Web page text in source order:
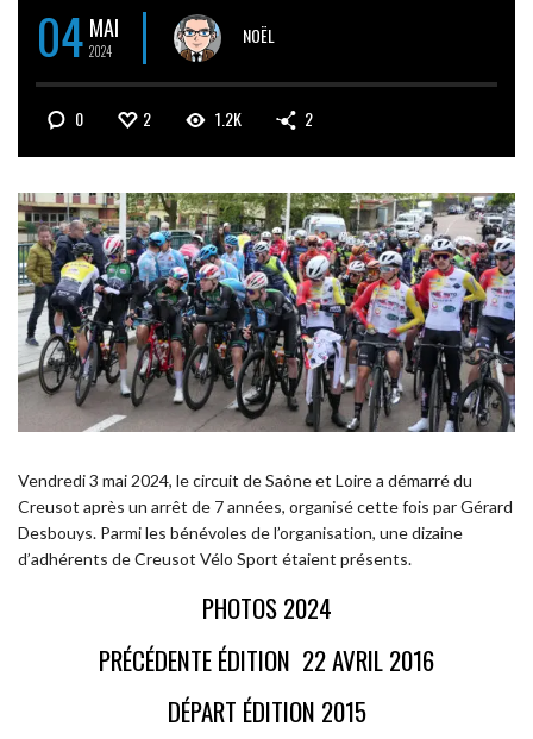
04 MAI
2024
NOËL
0 2 1.2K 2
Vendredi 3 mai 2024, le circuit de Saône et Loire a démarré du
Creusot après un arrêt de 7 années, organisé cette fois par Gérard
Desbouys. Parmi les bénévoles de l’organisation, une dizaine
d’adhérents de Creusot Vélo Sport étaient présents.
PHOTOS 2024
PRÉCÉDENTE ÉDITION 22 AVRIL 2016
DÉPART ÉDITION 2015